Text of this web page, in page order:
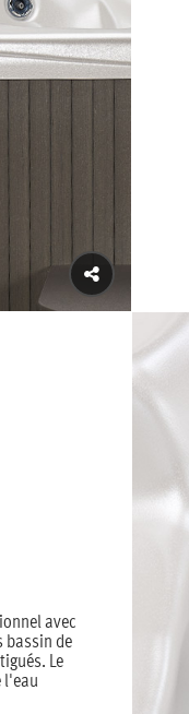
avec
bassin de
Le
l'eau